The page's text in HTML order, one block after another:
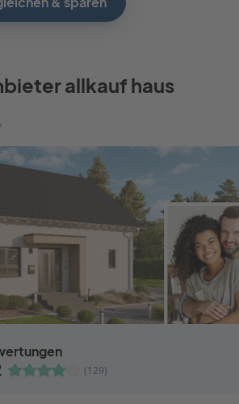
allkauf haus
(129)